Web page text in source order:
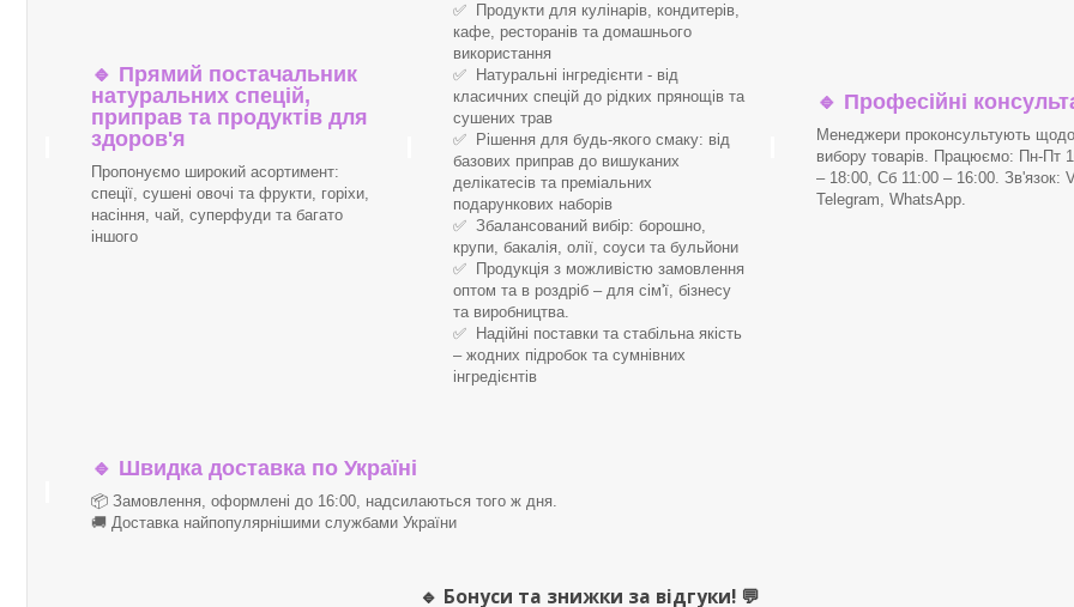
🔹 Прямий постачальник
натуральних спецій,
приправ та продуктів для
здоров'я
Пропонуємо широкий асортимент:
спеції, сушені овочі та фрукти, горіхи,
насіння, чай, суперфуди та багато
іншого
✅ Продукти для кулінарів, кондитерів,
кафе, ресторанів та домашнього
використання
✅ Натуральні інгредієнти - від
класичних спецій до рідких прянощів та
сушених трав
✅ Рішення для будь-якого смаку: від
базових приправ до вишуканих
делікатесів та преміальних
подарункових наборів
✅ Збалансований вибір: борошно,
крупи, бакалія, олії, соуси та бульйони
✅ Продукція з можливістю замовлення
оптом та в роздріб – для сім'ї, бізнесу
та виробництва.
✅ Надійні поставки та стабільна якість
– жодних підробок та сумнівних
інгредієнтів
🔹 Професійні
Менеджери проконсультують щодо
вибору товарів. Працюємо: Пн-Пт
– 18:00, Сб 11:00 – 16:00. Зв'язок:
Telegram, WhatsApp.
🔹 Швидка доставка по Україні
📦 Замовлення, оформлені до 16:00, надсилаються того ж дня.
🚚 Доставка найпопулярнішими службами України
🔹 Бонуси та знижки за відгуки!💬